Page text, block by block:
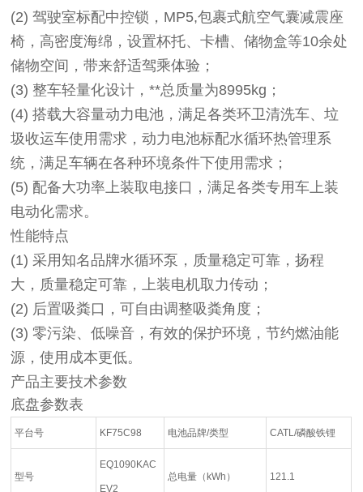
(2)驾驶室标配中控锁，MP5,包裹式航空气囊减震座
椅，高密度海绵，设置杯托、卡槽、储物盒等10余处
储物空间，带来舒适驾乘体验；
(3)整车轻量化设计，**总质量为8995kg；
(4)搭载大容量动力电池，满足各类环卫清洗车、垃
圾收运车使用需求，动力电池标配水循环热管理系
统，满足车辆在各种环境条件下使用需求；
(5) 配备大功率上装取电接口，满足各类专用车上装
电动化需求。
性能特点
(1)采用知名品牌水循环泵，质量稳定可靠，扬程
大，质量稳定可靠，上装电机取力传动；
(2) 后置吸粪口，可自由调整吸粪角度；
(3) 零污染、低噪音，有效的保护环境，节约燃油能
源，使用成本更低。
产品主要技术参数
底盘参数表
平台号 KF75C98 电池品牌/类型 CATL/磷酸铁锂
型号
EQ1090KAC
EV2
总电量（kWh） 121.1